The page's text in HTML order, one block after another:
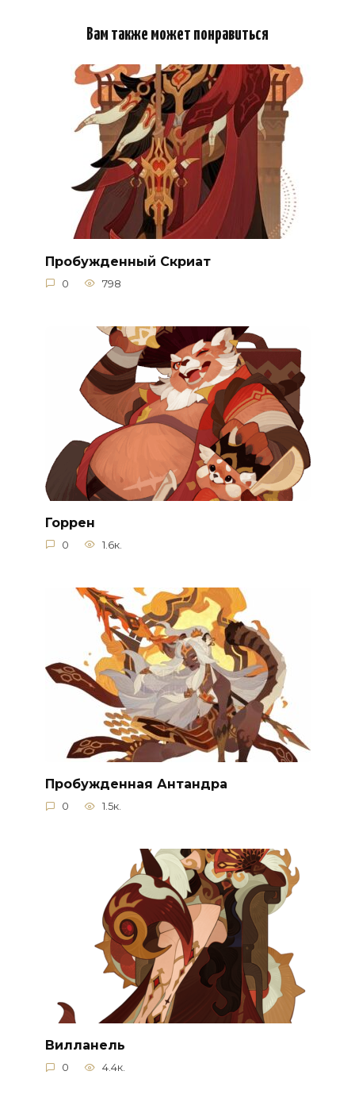
Вам также может понравиться
Пробужденный Скриат
0 798
Горрен
0 1.6к.
Пробужденная Антандра
0 1.5к.
Вилланель
0 4.4к.